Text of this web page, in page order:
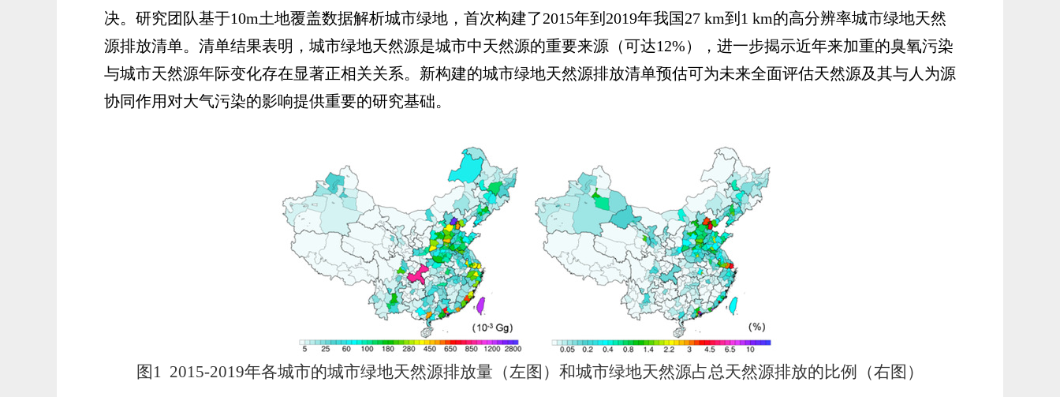
决。研究团队基于10m土地覆盖数据解析城市绿地，首次构建了2015年到 2019年我国27 km到 1 km的高分辨率城市绿地天然
源排放清单。清单结果表明，城市绿地天然源是城市中天然源的重要来源（可达12%），进一步揭示近年来加重的臭氧污染
与城市天然源年际变化存在显著正相关关系。新构建的城市绿地天然源排放清单预估可为未来全面评估天然源及其与人为源
协同作用对大气污染的影响提供重要的研究基础。
图 1 2015-2019年各城市的城市绿地天然源排放量（左图）和城市绿地天然源占总天然源排放的比例（右图）